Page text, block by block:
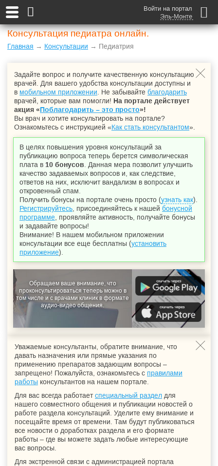
Войти на портал
Эль-Монте
Консультация педиатра онлайн.
Главная → Консультации → Педиатрия
Задайте вопрос и получите качественную консультацию
врачей. Для вашего удобства консультации доступны и
в мобильном приложении . Не забывайте благодарить
врачей, которые вам помогли! На портале действует
акция «Поблагодарить – это просто»!
Вы врач и хотите консультировать на портале?
Ознакомьтесь с инструкцией «Как стать консультантом».
В целях повышения уровня консультаций за
публикацию вопроса теперь берется символическая
плата в 10 бонусов . Данная мера позволит улучшить
качество задаваемых вопросов и, как следствие,
ответов на них, исключит вандализм в вопросах и
откровенный спам.
Получить бонусы на портале очень просто (узнать как).
Регистрируйтесь , присоединяйтесь к нашей бонусной
программе , проявляйте активность, получайте бонусы
и задавайте вопросы!
Внимание! В нашем мобильном приложении
консультации все еще бесплатны (установить
приложение).
Обращаем ваше внимание, что
проконсультироваться теперь можно в
том числе и с врачами клиник в формате
аудио-видео общения.
Уважаемые консультанты, обратите внимание, что
давать назначения или прямые указания по
применению препаратов задающим вопросы –
запрещено! Пожалуйста, ознакомьтесь с правилами
работы консультантов на нашем портале.
Для вас всегда работаетспециальный раздел для
нашего совместного общения и публикации новостей о
работе раздела консультаций. Уделите ему внимание и
посещайте время от времени. Там будут публиковаться
все новости о доработках раздела и его формате
работы – где вы можете задать любые интересующие
вас вопросы.
Для экстренной связи с администрацией портала